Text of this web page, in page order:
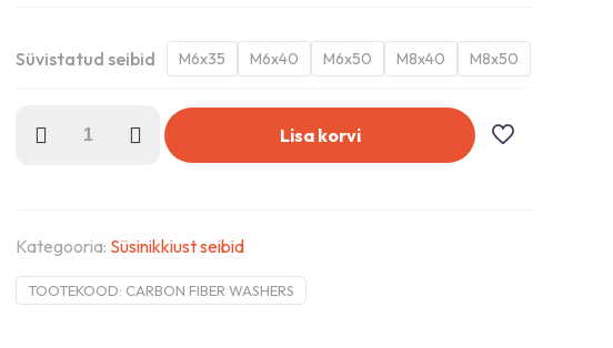
Süvistatud seibid M6x35 M6x40 M6x50 M8x40 M8x50
seibid
Lisa korvi
Kategooria: Süsinikkiust seibid
TOOTEKOOD: CARBON FIBER WASHERS